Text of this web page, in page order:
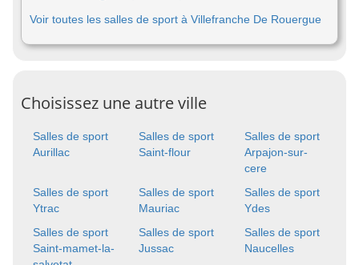
Voir toutes les salles de sport à Villefranche De Rouergue
Choisissez une autre ville
Salles de sport
Aurillac
Salles de sport
Saint-flour
Salles de sport
Arpajon-sur-
cere
Salles de sport
Ytrac
Salles de sport
Mauriac
Salles de sport
Ydes
Salles de sport
Saint-mamet-la-
Salles de sport
Jussac
Salles de sport
Naucelles